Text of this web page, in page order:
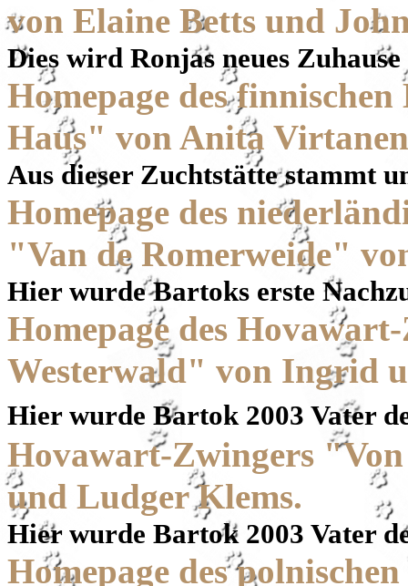
von Elaine Betts und
Dies wird Ronjas neues Zuhause
Homepage des
Haus" von Anita Virtanen
Aus dieser Zuchtstätte stammt
Homepage des
"Van de Romerweide"
Hier wurde Bartoks erste
Homepage des
Westerwald" von Ingrid
Hier wurde Bartok 2003 Vater
Hovawart-Zwingers
und Ludger Klems.
Hier wurde Bartok 2003 Vater
Homepage des